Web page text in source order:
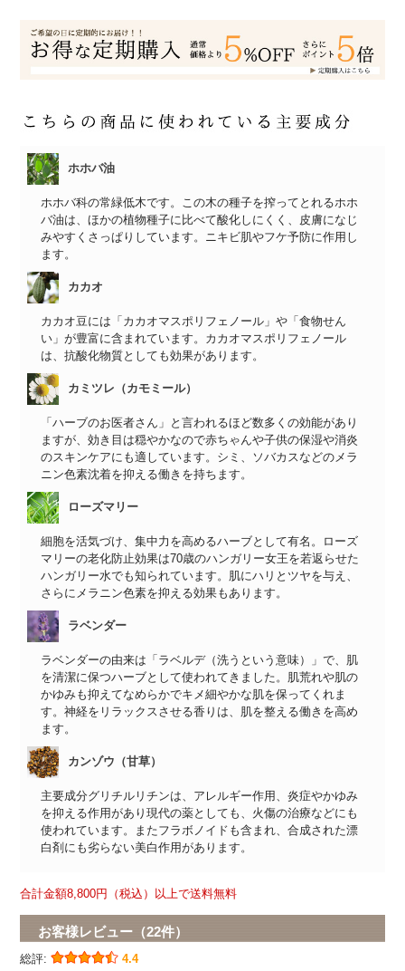
ホホバ油
ホホバ科の常緑低木です。この木の種子を搾ってとれるホホ
バ油は、ほかの植物種子に比べて酸化しにくく、皮膚になじ
みやすくさっぱりしています。ニキビ肌やフケ予防に作用し
ます。
カカオ
カカオ豆には「カカオマスポリフェノール」や「食物せん
い」が豊富に含まれています。カカオマスポリフェノール
は、抗酸化物質としても効果があります。
カミツレ（カモミール）
「ハーブのお医者さん」と言われるほど数多くの効能があり
ますが、効き目は穏やかなので赤ちゃんや子供の保湿や消炎
のスキンケアにも適しています。シミ、ソバカスなどのメラ
ニン色素沈着を抑える働きを持ちます。
ローズマリー
細胞を活気づけ、集中力を高めるハーブとして有名。ローズ
マリーの老化防止効果は70歳のハンガリー女王を若返らせた
ハンガリー水でも知られています。肌にハリとツヤを与え、
さらにメラニン色素を抑える効果もあります。
ラベンダー
ラベンダーの由来は「ラベルデ（洗うという意味）」で、肌
を清潔に保つハーブとして使われてきました。肌荒れや肌の
かゆみも抑えてなめらかでキメ細やかな肌を保ってくれま
す。神経をリラックスさせる香りは、肌を整える働きを高め
ます。
カンゾウ（甘草）
主要成分グリチルリチンは、アレルギー作用、炎症やかゆみ
を抑える作用があり現代の薬としても、火傷の治療などにも
使われています。またフラボノイドも含まれ、合成された漂
白剤にも劣らない美白作用があります。
合計金額8,800円（税込）以上で送料無料
お客様レビュー（22件）
総評: 4.4